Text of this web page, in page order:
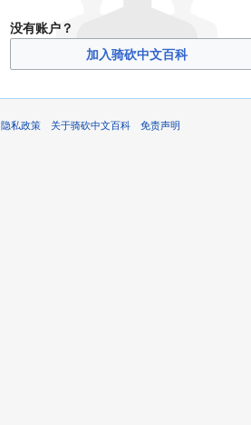
没有账户？
加入骑砍中文百科
隐私政策 关于骑砍中文百科 免责声明